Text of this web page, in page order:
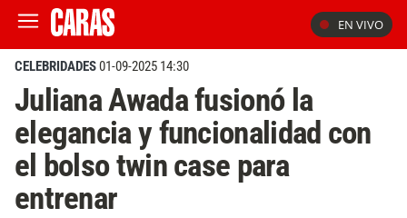
EN VIVO
CELEBRIDADES01-09-2025 14:30
Juliana Awada fusionó la
elegancia y funcionalidad con
el bolso twin case para
entrenar